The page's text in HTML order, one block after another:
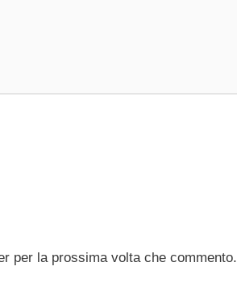
per la prossima volta che commento.